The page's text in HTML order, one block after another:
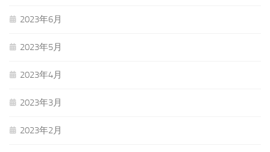
2023年6月
2023年5月
2023年4月
2023年3月
2023年2月